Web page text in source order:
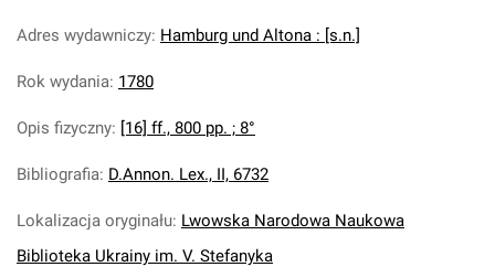
Adres wydawniczy: Hamburg und Altona : [s.n.]
Rok wydania: 1780
Opis fizyczny: [16] ff., 800 pp. ; 8°
Bibliografia: D.Annon. Lex., II, 6732
Lokalizacja oryginału: Lwowska Narodowa Naukowa
Biblioteka Ukrainy im. V. Stefanyka